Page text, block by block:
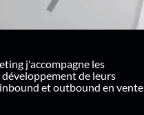
j'accompagne les
de leurs
et outbound en vente